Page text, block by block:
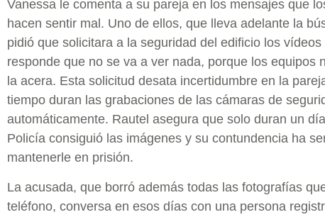
Vanessa le comenta a su pareja en los mensajes que
hacen sentir mal. Uno de ellos, que lleva adelante la
pidió que solicitara a la seguridad del edificio los
responde que no se va a ver nada, porque los equipos
la acera. Esta solicitud desata incertidumbre en la
tiempo duran las grabaciones de las cámaras de
automáticamente. Rautel asegura que solo duran un
Policía consiguió las imágenes y su contundencia ha
mantenerle en prisión.
La acusada, que borró además todas las fotografías
teléfono, conversa en esos días con una persona